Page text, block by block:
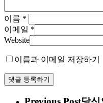
이름 *
이메일 *
Website
이름과 이메일 저장하기